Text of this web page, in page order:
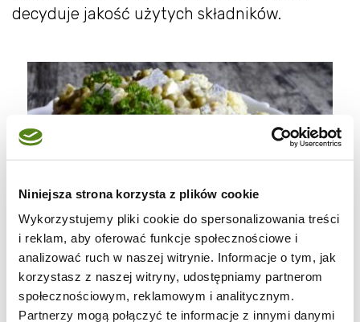
Niniejsza strona korzysta z plików cookie
Wykorzystujemy pliki cookie do spersonalizowania treści
i reklam, aby oferować funkcje społecznościowe i
analizować ruch w naszej witrynie. Informacje o tym, jak
korzystasz z naszej witryny, udostępniamy partnerom
społecznościowym, reklamowym i analitycznym.
Partnerzy mogą połączyć te informacje z innymi danymi
decyduje jakość użytych składników.